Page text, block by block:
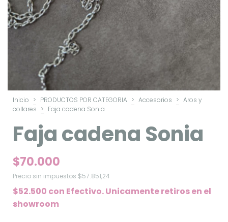
Inicio > PRODUCTOS POR CATEGORIA > Accesorios > Aros y
collares > Faja cadena Sonia
Faja cadena Sonia
$70.000
Precio sin impuestos $57.851,24
$52.500 con Efectivo. Unicamente retiros en el
showroom